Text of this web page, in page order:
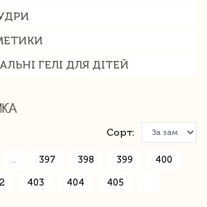
ГЕЛІ ДЛЯ ДІТЕЙ
Сорт:
397 398 399 400
403 404 405